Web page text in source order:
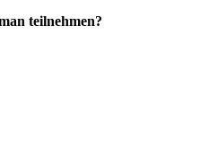
teilnehmen?